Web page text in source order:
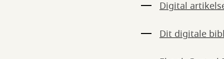
Digital
Dit digitale